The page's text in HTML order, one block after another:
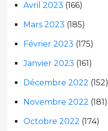
Avril 2023 (166)
Mars 2023 (185)
Février 2023 (175)
Janvier 2023 (161)
Décembre 2022 (152)
Novembre 2022 (181)
Octobre 2022 (174)